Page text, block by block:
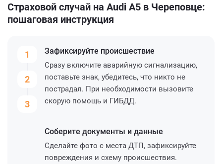
Страховой случай на Audi A5 в Череповце:
пошаговая инструкция
1
2
3
Зафиксируйте происшествие
Сразу включите аварийную сигнализацию,
поставьте знак, убедитесь, что никто не
пострадал. При необходимости вызовите
скорую помощь и ГИБДД.
Соберите документы и данные
Сделайте фото с места ДТП, зафиксируйте
повреждения и схему происшествия.